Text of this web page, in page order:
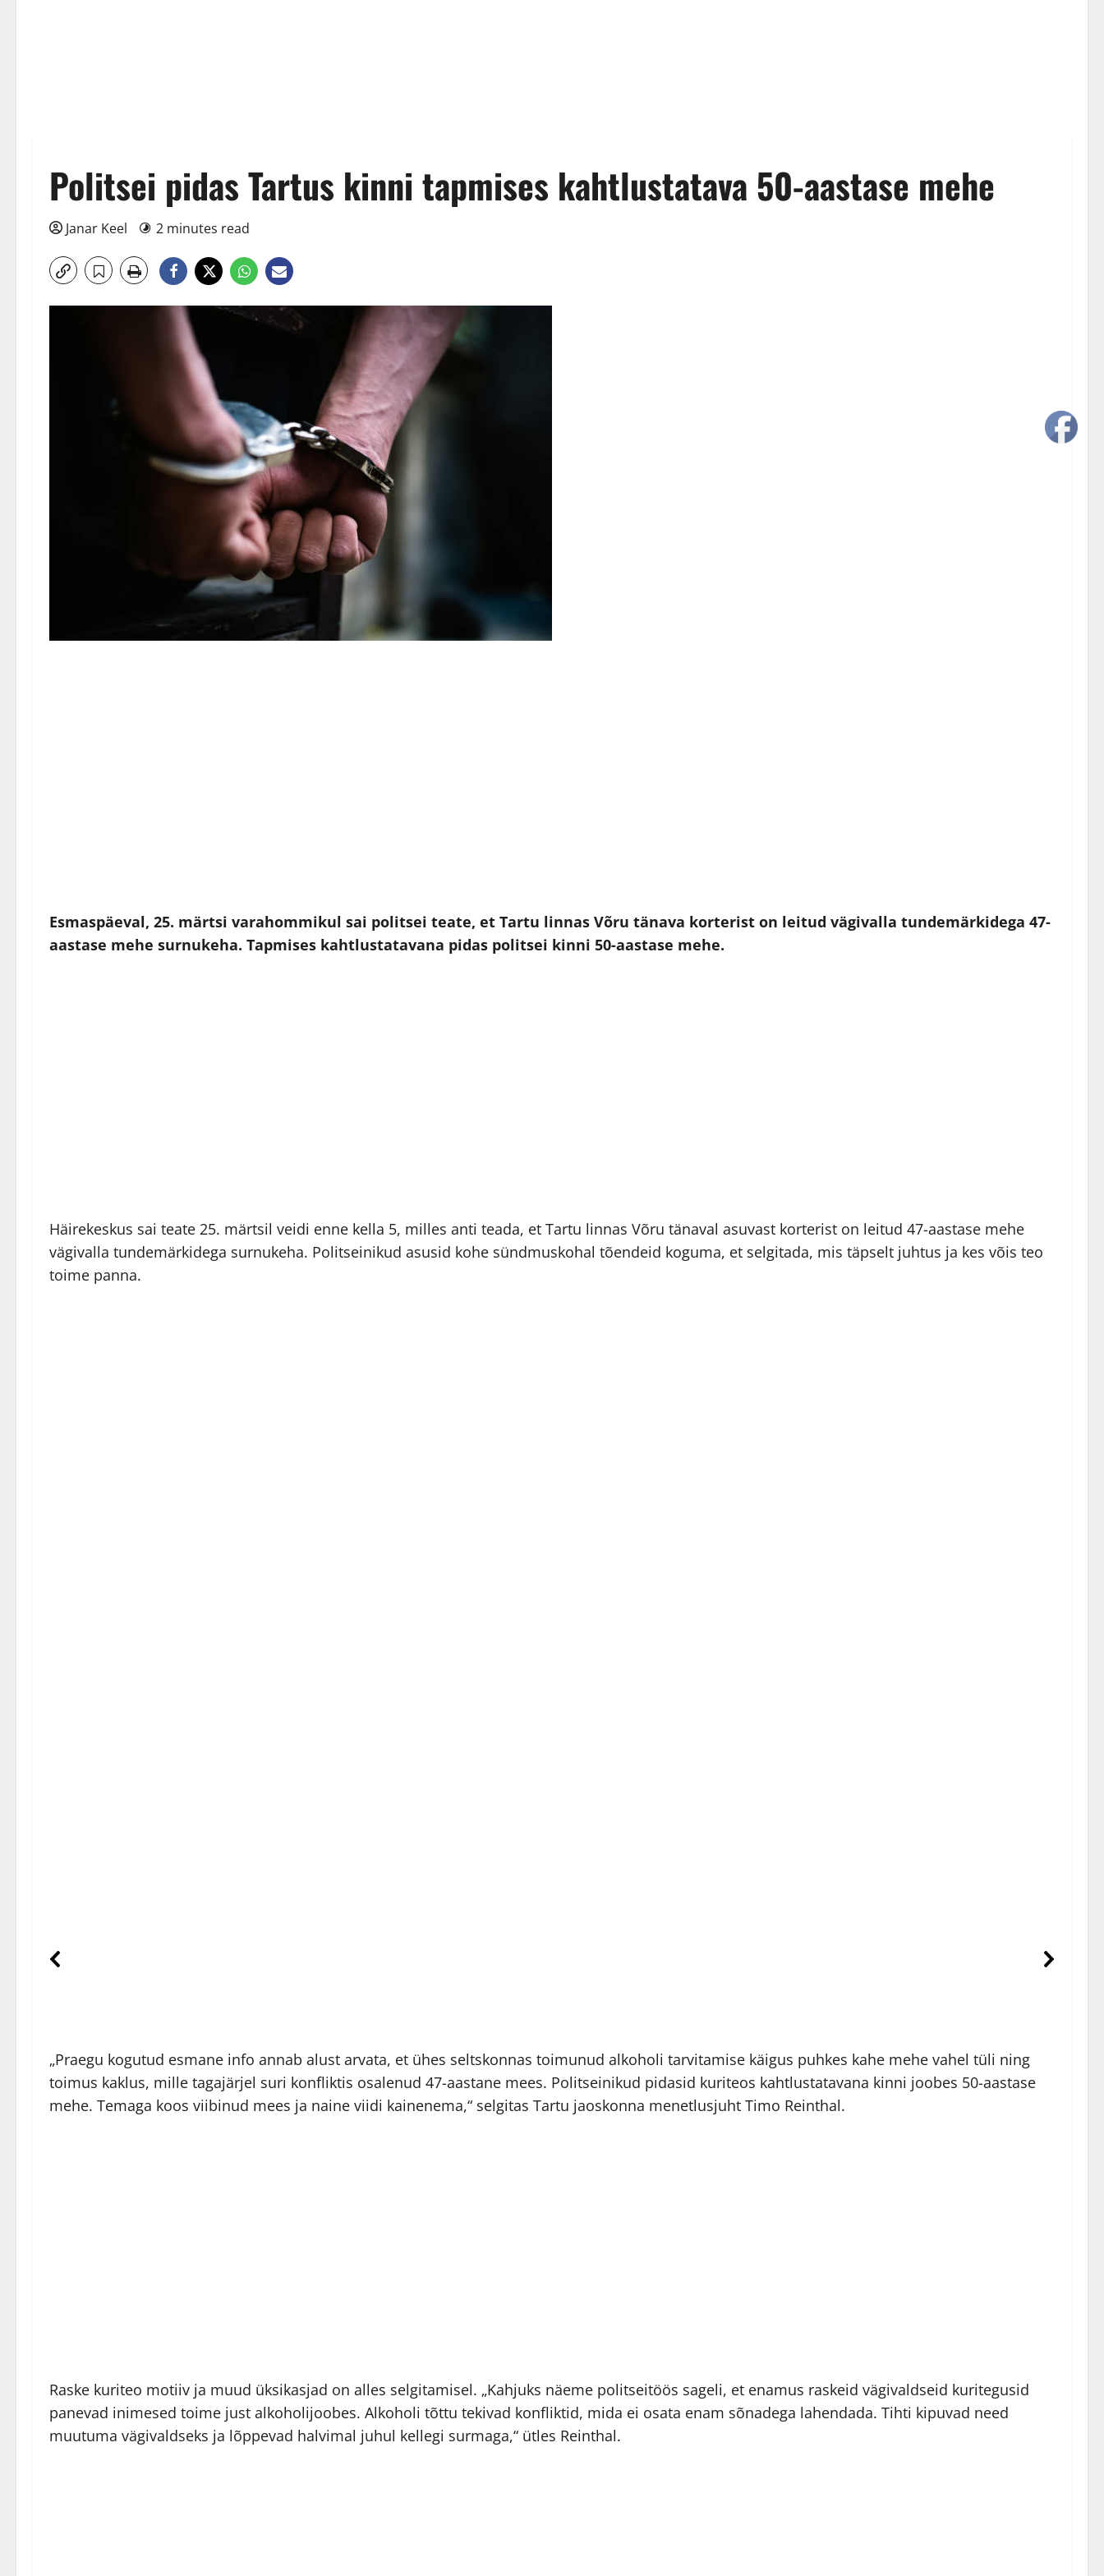
Politsei pidas Tartus kinni tapmises kahtlustatava 50-aastase mehe
Janar Keel 2 minutes read
Esmaspäeval, 25. märtsi varahommikul sai politsei teate, et Tartu linnas Võru tänava korterist on leitud vägivalla tundemärkidega 47-
aastase mehe surnukeha. Tapmises kahtlustatavana pidas politsei kinni 50-aastase mehe.
Häirekeskus sai teate 25. märtsil veidi enne kella 5, milles anti teada, et Tartu linnas Võru tänaval asuvast korterist on leitud 47-aastase mehe
vägivalla tundemärkidega surnukeha. Politseinikud asusid kohe sündmuskohal tõendeid koguma, et selgitada, mis täpselt juhtus ja kes võis teo
toime panna.
„Praegu kogutud esmane info annab alust arvata, et ühes seltskonnas toimunud alkoholi tarvitamise käigus puhkes kahe mehe vahel tüli ning
toimus kaklus, mille tagajärjel suri konfliktis osalenud 47-aastane mees. Politseinikud pidasid kuriteos kahtlustatavana kinni joobes 50-aastase
mehe. Temaga koos viibinud mees ja naine viidi kainenema,“ selgitas Tartu jaoskonna menetlusjuht Timo Reinthal.
Raske kuriteo motiiv ja muud üksikasjad on alles selgitamisel. „Kahjuks näeme politseitöös sageli, et enamus raskeid vägivaldseid kuritegusid
panevad inimesed toime just alkoholijoobes. Alkoholi tõttu tekivad konfliktid, mida ei osata enam sõnadega lahendada. Tihti kipuvad need
muutuma vägivaldseks ja lõppevad halvimal juhul kellegi surmaga,“ ütles Reinthal.